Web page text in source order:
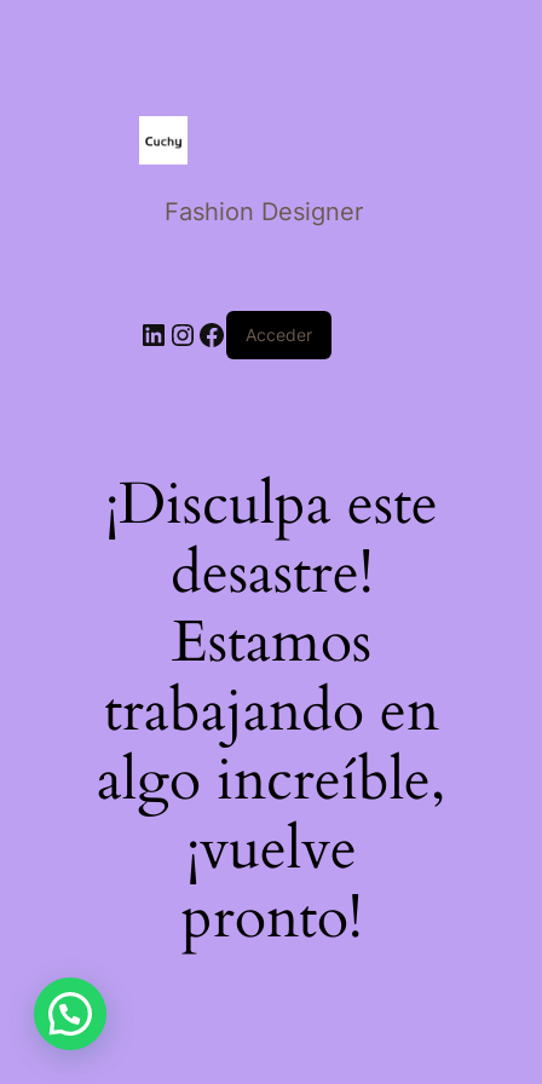
Fashion Designer
Acceder
¡Disculpa este
desastre!
Estamos
trabajando en
algo increíble,
¡vuelve
pronto!